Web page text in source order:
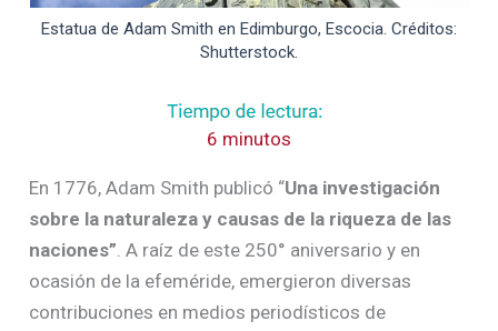
Estatua de Adam Smith en Edimburgo, Escocia. Créditos:
Shutterstock.
6 minutos
En 1776, Adam Smith publicó “Una investigación
sobre la naturaleza y causas de la riqueza de las
naciones”. A raíz de este 250° aniversario y en
ocasión de la efeméride, emergieron diversas
contribuciones en medios periodísticos de